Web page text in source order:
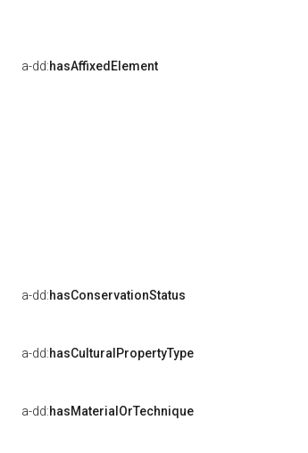
a-dd:hasAffixedElement
a-dd:hasConservationStatus
a-dd:hasCulturalPropertyType
a-dd:hasMaterialOrTechnique